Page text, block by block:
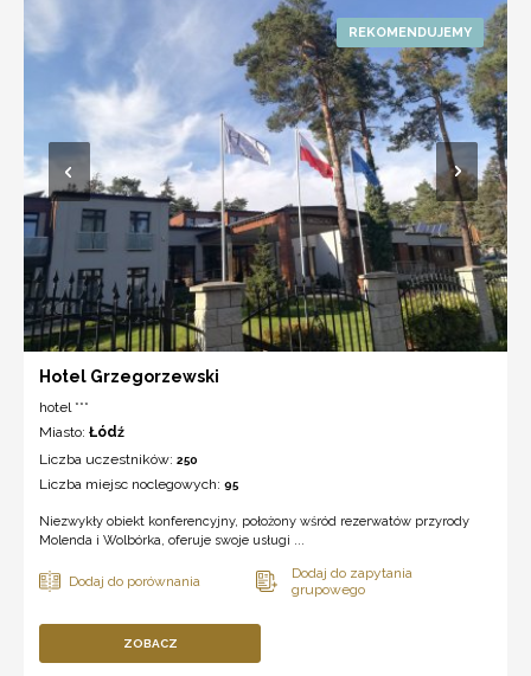
Hotel Grzegorzewski
hotel ***
Miasto: Łódź
Liczba uczestników: 250
Liczba miejsc noclegowych: 95
Niezwykły obiekt konferencyjny, położony wśród rezerwatów przyrody
Molenda i Wolbórka, oferuje swoje usługi ...
ZOBACZ